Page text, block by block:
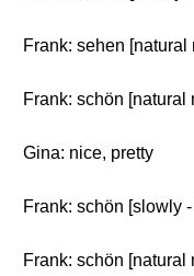
Frank: sehen [natural
Frank: schön [natural
Gina: nice, pretty
Frank: schön [slowly
Frank: schön [natural